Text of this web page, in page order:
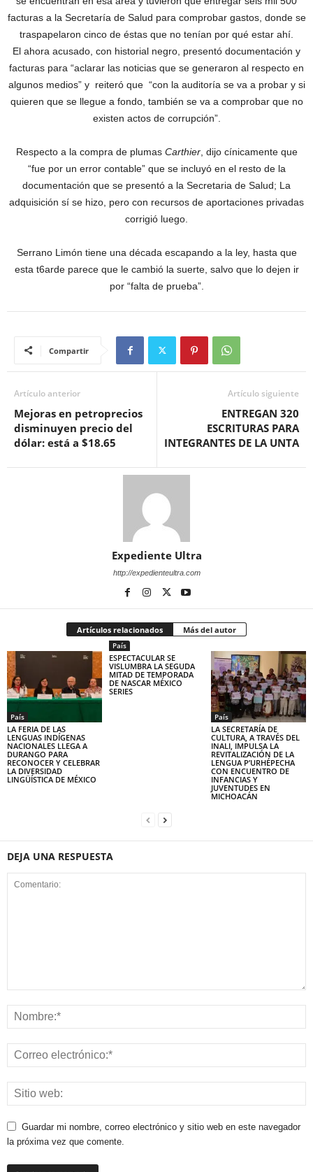
facturas a la Secretaría de Salud para comprobar gastos, donde se
traspapelaron cinco de éstas que no tenían por qué estar ahí.
El ahora acusado, con historial negro, presentó documentación y
facturas para “aclarar las noticias que se generaron al respecto en
algunos medios” y reiteró que “con la auditoría se va a probar y si
quieren que se llegue a fondo, también se va a comprobar que no
existen actos de corrupción”.
Respecto a la compra de plumas Carthier, dijo cínicamente que
“fue por un error contable” que se incluyó en el resto de la
documentación que se presentó a la Secretaria de Salud; La
adquisición sí se hizo, pero con recursos de aportaciones privadas
corrigió luego.
Serrano Limón tiene una década escapando a la ley, hasta que
esta t6arde parece que le cambió la suerte, salvo que lo dejen ir
por “falta de prueba”.
Compartir
Artículo anterior
Mejoras en petroprecios
disminuyen precio del
dólar: está a $18.65
Artículo siguiente
ENTREGAN 320
ESCRITURAS PARA
INTEGRANTES DE LA UNTA
Expediente Ultra
http://expedienteultra.com
Artículos relacionados Más del autor
País
LA FERIA DE LAS
LENGUAS INDÍGENAS
NACIONALES LLEGA A
DURANGO PARA
RECONOCER Y CELEBRAR
LA DIVERSIDAD
LINGÜÍSTICA DE MÉXICO
País
ESPECTACULAR SE
VISLUMBRA LA SEGUDA
MITAD DE TEMPORADA
DE NASCAR MÉXICO
SERIES
País
LA SECRETARÍA DE
CULTURA, A TRAVÉS DEL
INALI, IMPULSA LA
REVITALIZACIÓN DE LA
LENGUA P’URHÉPECHA
CON ENCUENTRO DE
INFANCIAS Y
JUVENTUDES EN
MICHOACÁN
DEJA UNA RESPUESTA
Guardar mi nombre, correo electrónico y sitio web en este navegador
la próxima vez que comente.